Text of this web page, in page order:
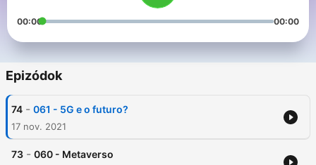
00:00 00:00
Epizódok
74 - 061 - 5G e o futuro?
17 nov. 2021
73 - 060 - Metaverso